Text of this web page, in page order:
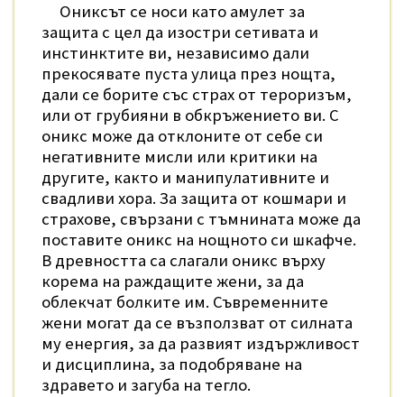
Ониксът се носи като амулет за
защита с цел да изостри сетивата и
инстинктите ви, независимо дали
прекосявате пуста улица през нощта,
дали се борите със страх от тероризъм,
или от грубияни в обкръжението ви. С
оникс може да отклоните от себе си
негативните мисли или критики на
другите, както и манипулативните и
свадливи хора. За защита от кошмари и
страхове, свързани с тъмнината може да
поставите оникс на нощното си шкафче.
В древността са слагали оникс върху
корема на раждащите жени, за да
облекчат болките им. Съвременните
жени могат да се възползват от силната
му енергия, за да развият издържливост
и дисциплина, за подобряване на
здравето и загуба на тегло.